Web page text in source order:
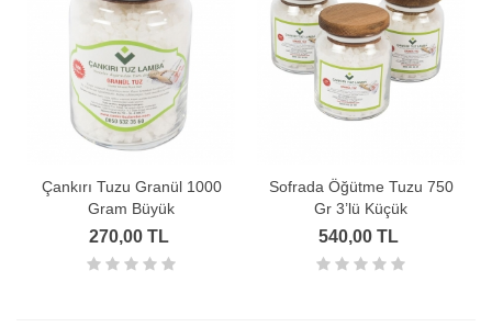
Çankırı Tuzu Granül 1000
Gram Büyük
270,00 TL
Sofrada Öğütme Tuzu 750
Gr 3’lü Küçük
540,00 TL